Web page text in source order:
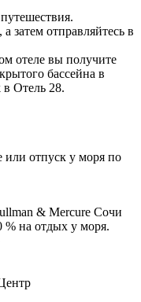
затем отправляйтесь в
отеле вы получите
бассейна в
в Отель 28.
отпуск у моря по
& Mercure Сочи
на отдых у моря.